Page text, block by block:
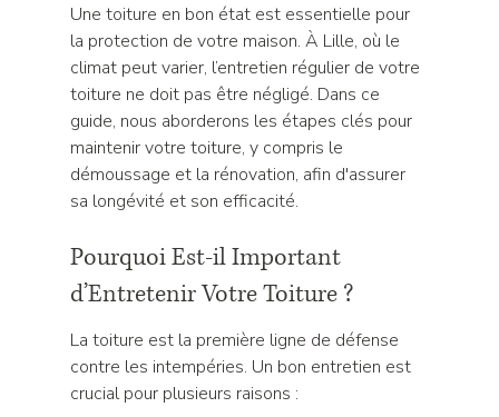
Une toiture en bon état est essentielle pour
la protection de votre maison. À Lille, où le
climat peut varier, l’entretien régulier de votre
toiture ne doit pas être négligé. Dans ce
guide, nous aborderons les étapes clés pour
maintenir votre toiture, y compris le
démoussage et la rénovation, afin d'assurer
sa longévité et son efficacité.
Pourquoi Est-il Important
d’Entretenir Votre Toiture ?
La toiture est la première ligne de défense
contre les intempéries. Un bon entretien est
crucial pour plusieurs raisons :